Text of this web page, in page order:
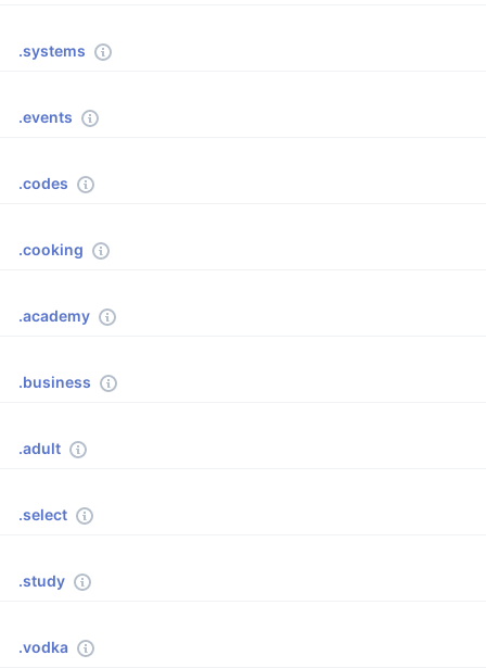
.systems
.events
.codes
.cooking
.academy
.business
.adult
.select
.study
.vodka